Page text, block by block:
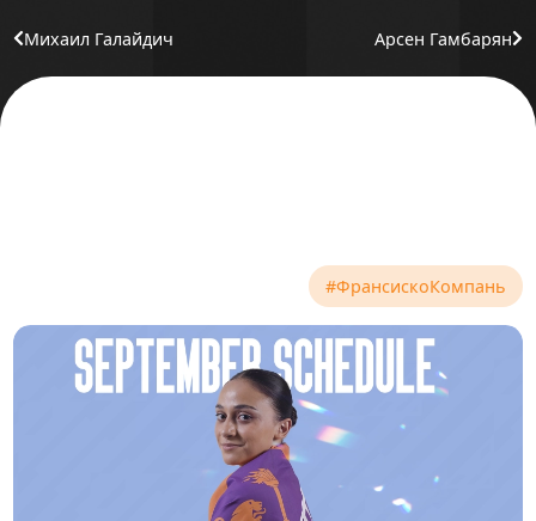
Михаил Галайдич Арсен Гамбарян
#ФрансискоКомпань